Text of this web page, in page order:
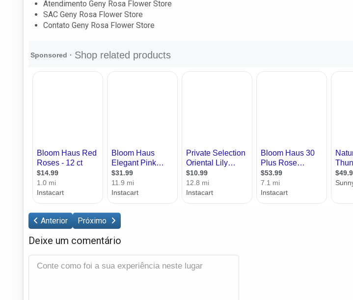
Atendimento Geny Rosa Flower Store
SAC Geny Rosa Flower Store
Contato Geny Rosa Flower Store
Anterior Próximo
Deixe um comentário